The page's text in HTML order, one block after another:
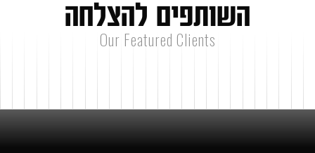
השותפים להצלחה
Our Featured Clients